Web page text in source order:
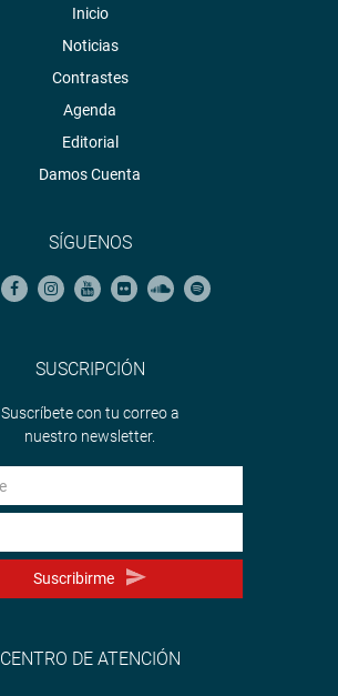
Inicio
Noticias
Contrastes
Agenda
Editorial
Damos Cuenta
SÍGUENOS
SUSCRIPCIÓN
Suscríbete con tu correo a
nuestro newsletter.
Suscribirme
CENTRO DE ATENCIÓN